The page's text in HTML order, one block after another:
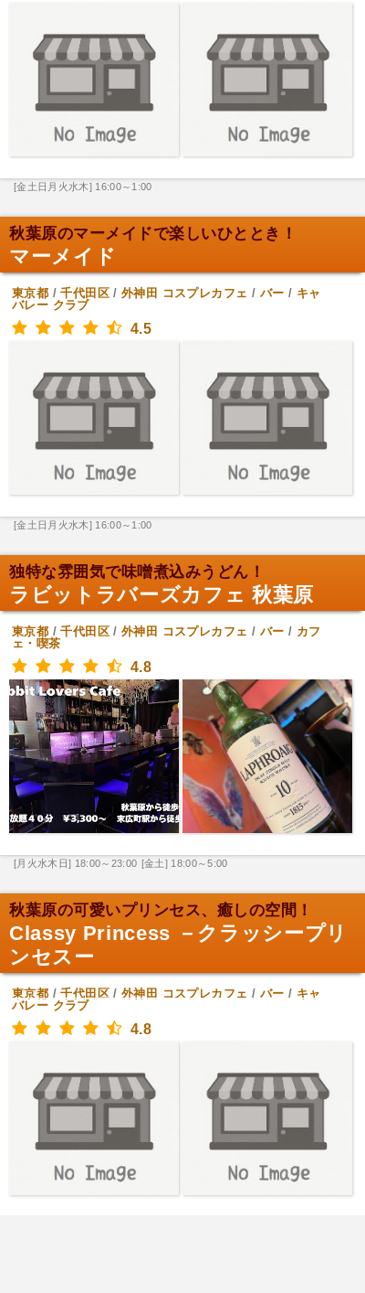
[金土日月火水木] 16:00～1:00
秋葉原のマーメイドで楽しいひととき！
マーメイド
東京都 /千代田区/外神田 コスプレカフェ / バー / キャ
バレー クラブ
4.5
[金土日月火水木] 16:00～1:00
独特な雰囲気で味噌煮込みうどん！
ラビットラバーズカフェ 秋葉原
東京都 /千代田区/外神田 コスプレカフェ / バー / カフ
ェ・喫茶
4.8
[月火水木日] 18:00～23:00 [金土] 18:00～5:00
秋葉原の可愛いプリンセス、癒しの空間！
Classy Princess －クラッシープリ
ンセスー
東京都 /千代田区/外神田 コスプレカフェ / バー / キャ
バレー クラブ
4.8